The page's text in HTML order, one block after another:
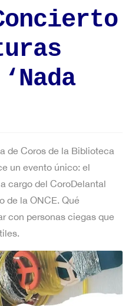
de Coros de la Biblioteca
un evento único: el
cargo del CoroDelantal
de la ONCE. Qué
con personas ciegas que